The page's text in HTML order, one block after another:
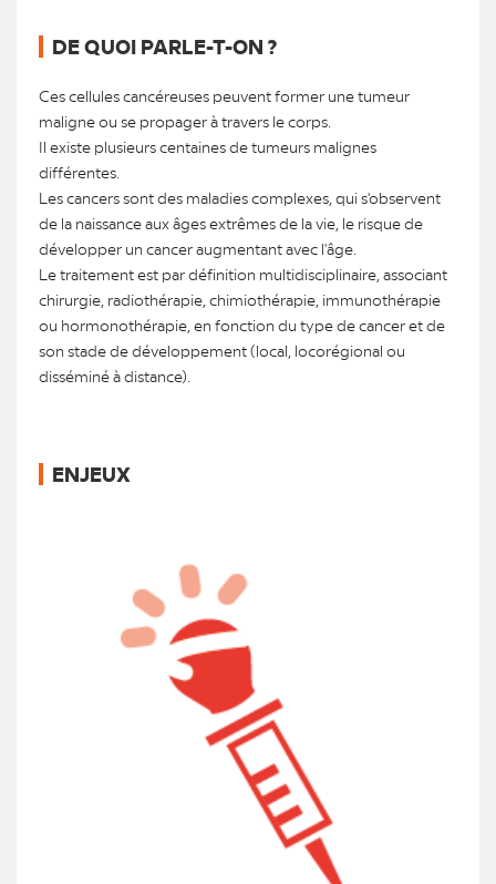
DE QUOI PARLE-T-ON ?
Ces cellules cancéreuses peuvent former une tumeur
maligne ou se propager à travers le corps.
Il existe plusieurs centaines de tumeurs malignes
différentes.
Les cancers sont des maladies complexes, qui s'observent
de la naissance aux âges extrêmes de la vie, le risque de
développer un cancer augmentant avec l'âge.
Le traitement est par définition multidisciplinaire, associant
chirurgie, radiothérapie, chimiothérapie, immunothérapie
ou hormonothérapie, en fonction du type de cancer et de
son stade de développement (local, locorégional ou
disséminé à distance).
ENJEUX